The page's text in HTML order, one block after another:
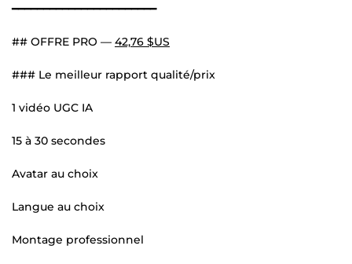
━━━━━━━━━━━━━━━━━━━━━━━
## OFFRE PRO — 42,76 $US
### Le meilleur rapport qualité/prix
1 vidéo UGC IA
15 à 30 secondes
Avatar au choix
Langue au choix
Montage professionnel